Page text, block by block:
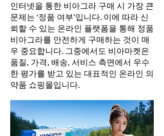
인터넷을 통한 비아그라 구매 시 가장 큰
문제는 ‘정품 여부’입니다. 이에 따라 신
뢰할 수 있는 온라인 플랫폼을 통해 정품
비아그라를 안전하게 구매하는 것이 매
우 중요합니다. 그중에서도 비아마켓은
품질, 가격, 배송, 서비스 측면에서 우수
한 평가를 받고 있는 대표적인 온라인 의
약품 쇼핑몰입니다.